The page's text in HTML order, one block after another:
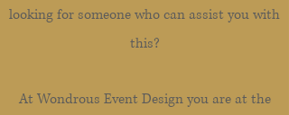
looking for someone who can assist you with
this?
At Wondrous Event Design you are at the